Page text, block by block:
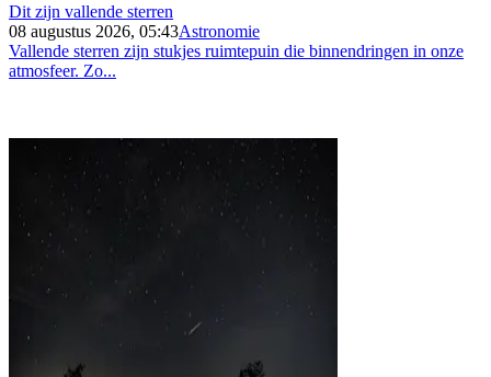
Dit zijn vallende sterren
08 augustus 2026, 05:43Astronomie
Vallende sterren zijn stukjes ruimtepuin die binnendringen in onze
atmosfeer. Zo...